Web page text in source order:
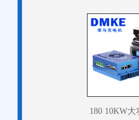
180 10KW